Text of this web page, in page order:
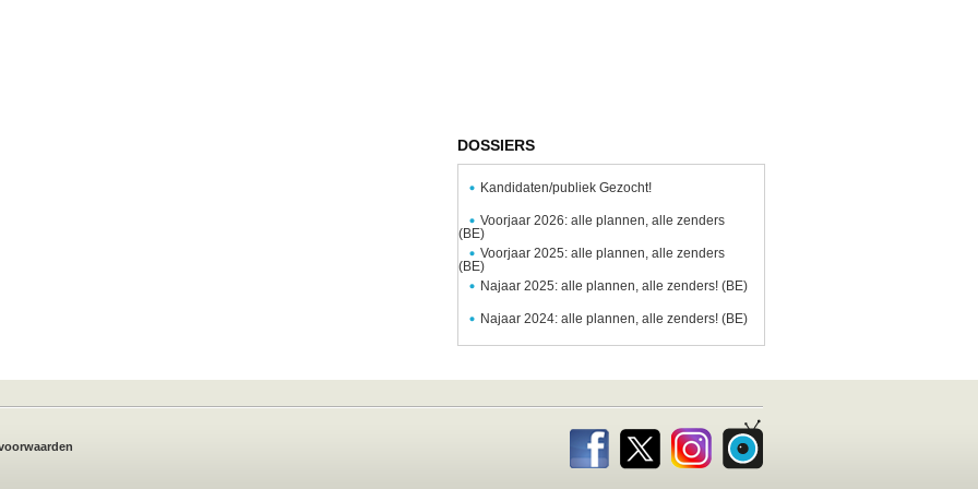
DOSSIERS
Kandidaten/publiek Gezocht!
Voorjaar 2026: alle plannen, alle zenders
(BE)
Voorjaar 2025: alle plannen, alle zenders
(BE)
Najaar 2025: alle plannen, alle zenders! (BE)
Najaar 2024: alle plannen, alle zenders! (BE)